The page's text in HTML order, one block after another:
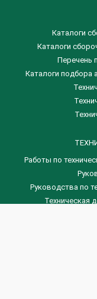
Каталоги
​Каталоги
Перечень
Каталоги подбора
Работы по
Руководства по
Техническая